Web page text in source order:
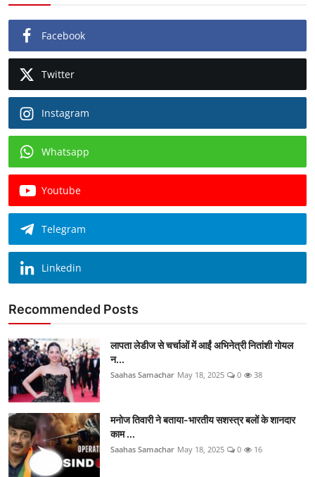
Facebook
Twitter
Instagram
Whatsapp
Youtube
Telegram
Linkedin
Recommended Posts
लापता लेडीज से चर्चाओं में आईं अभिनेत्री नितांशी गोयल
न...
Saahas Samachar May 18, 2025 0 38
मनोज तिवारी ने बताया-भारतीय सशस्त्र बलों के शानदार
काम ...
Saahas Samachar May 18, 2025 0 16